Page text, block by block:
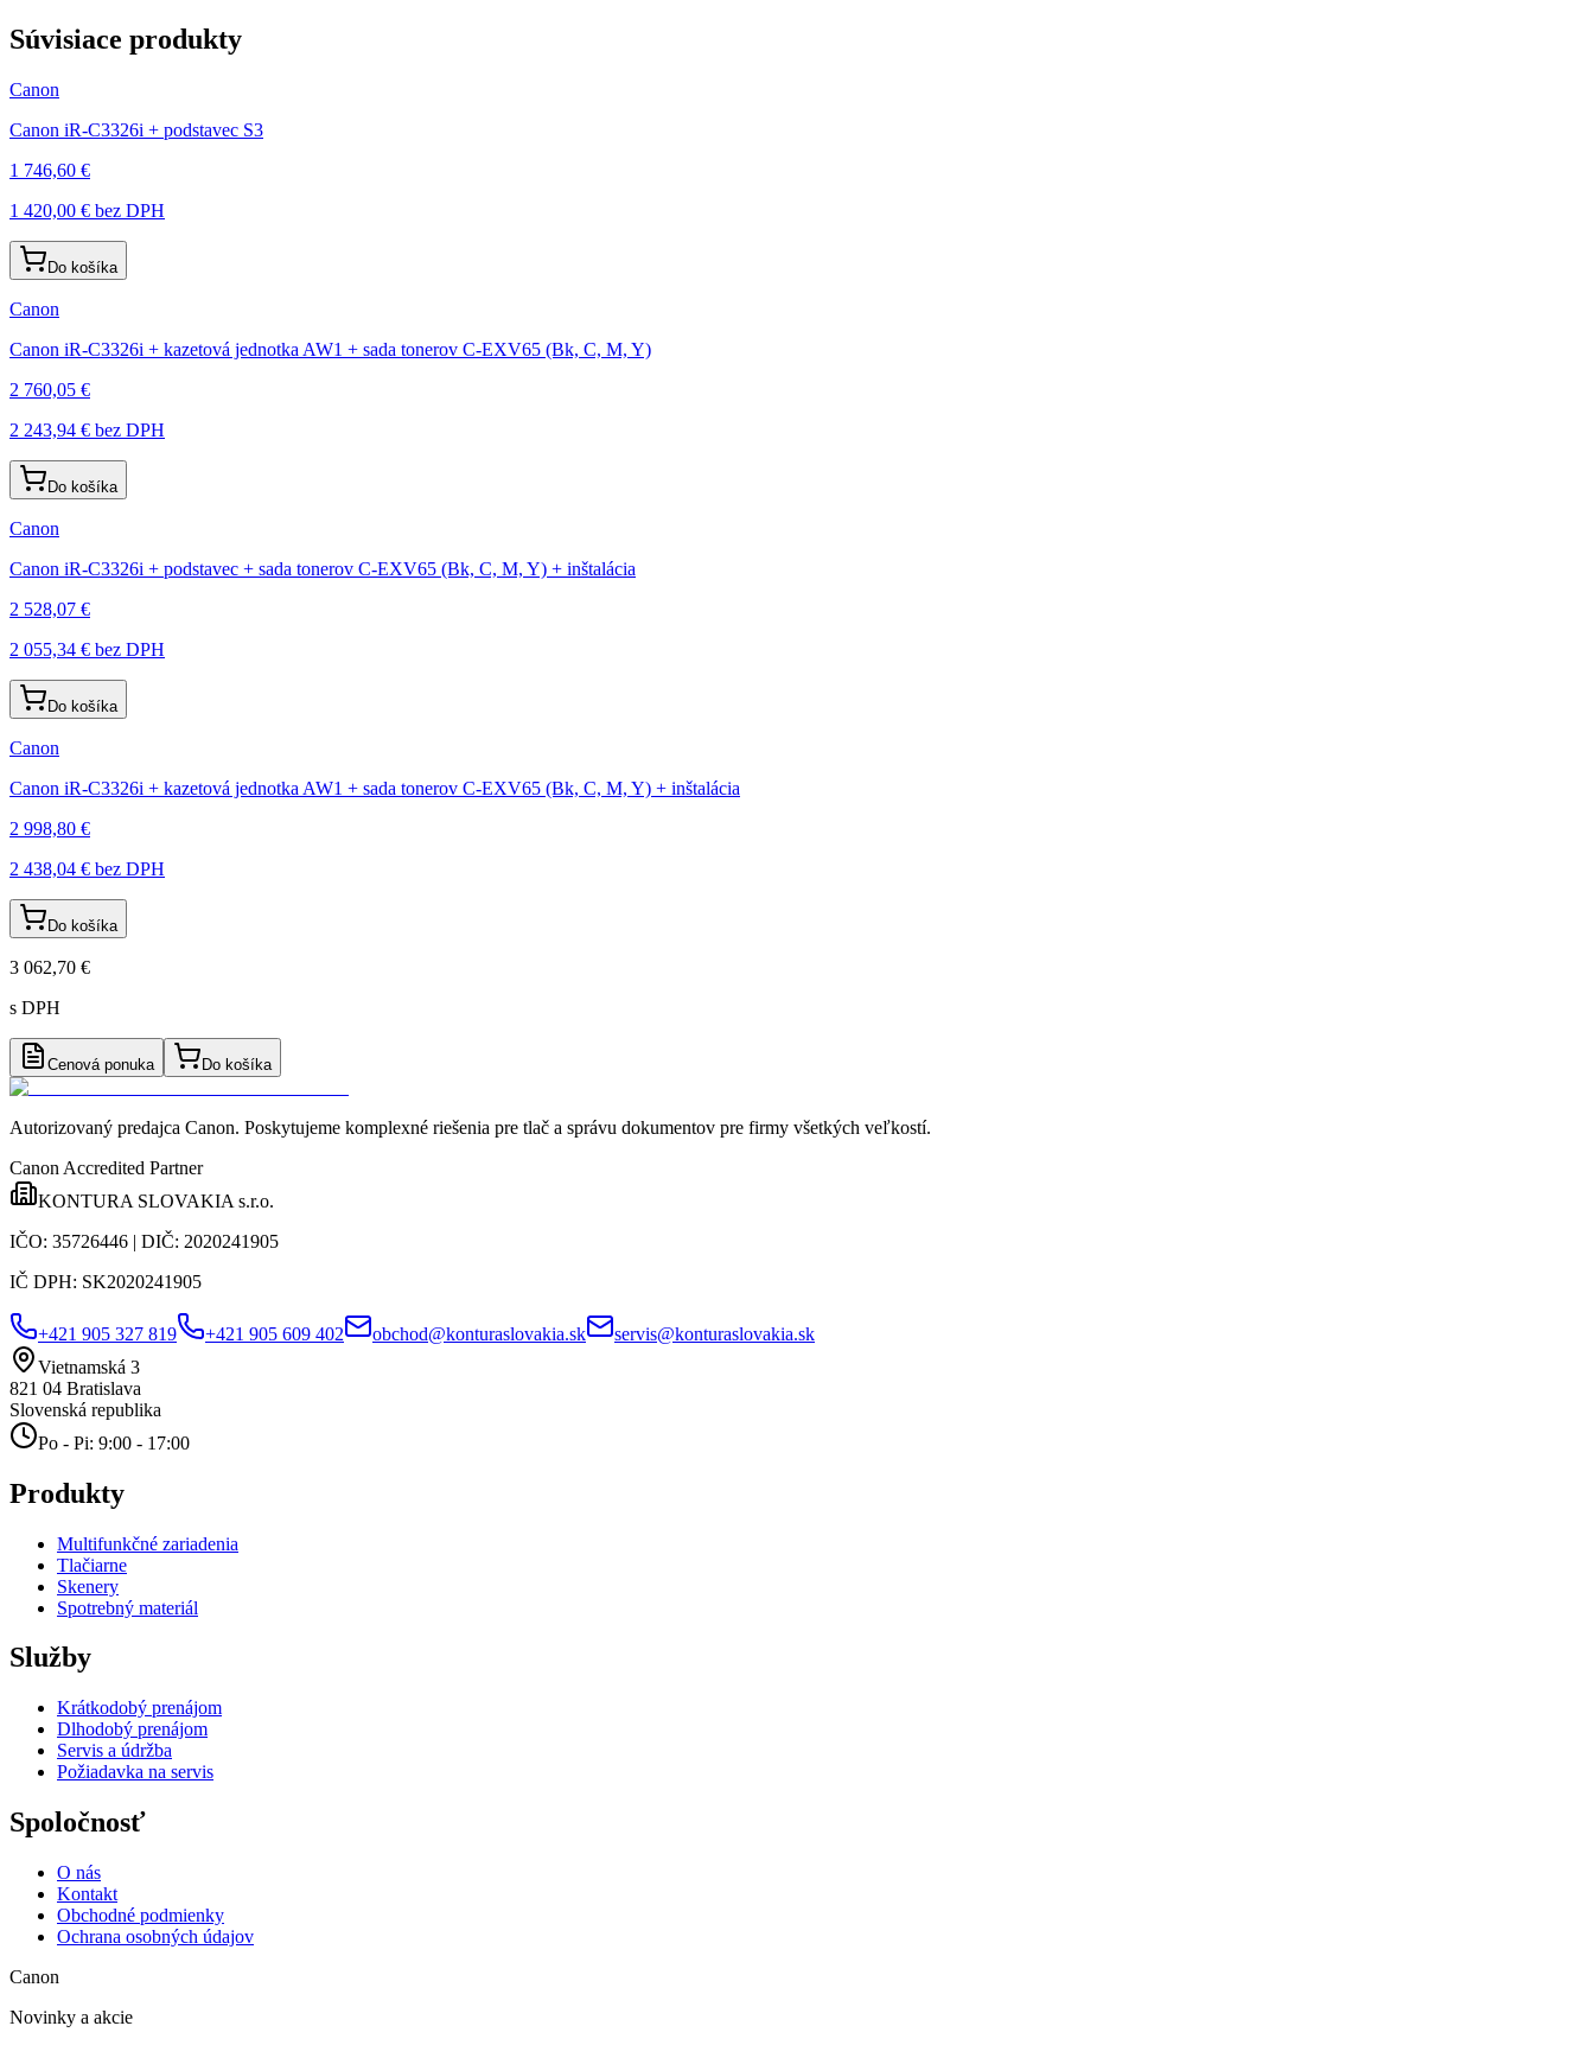
Súvisiace produkty
Canon
Canon iR-C3326i + podstavec S3
1 746,60 €
1 420,00 € bez DPH
Do košíka
Canon
Canon iR-C3326i + kazetová jednotka AW1 + sada tonerov C-EXV65 (Bk, C, M, Y)
2 760,05 €
2 243,94 € bez DPH
Do košíka
Canon
Canon iR-C3326i + podstavec + sada tonerov C-EXV65 (Bk, C, M, Y) + inštalácia
2 528,07 €
2 055,34 € bez DPH
Do košíka
Canon
Canon iR-C3326i + kazetová jednotka AW1 + sada tonerov C-EXV65 (Bk, C, M, Y) + inštalácia
2 998,80 €
2 438,04 € bez DPH
Do košíka
3 062,70 €
s DPH
Cenová ponuka Do košíka
Autorizovaný predajca Canon. Poskytujeme komplexné riešenia pre tlač a správu dokumentov pre firmy všetkých veľkostí.
Canon Accredited Partner
KONTURA SLOVAKIA s.r.o.
IČO: 35726446 | DIČ: 2020241905
IČ DPH: SK2020241905
+421 905 327 819 +421 905 609 402 obchod@konturaslovakia.sk
servis@konturaslovakia.sk
Vietnamská 3
821 04 Bratislava
Slovenská republika
Po - Pi: 9:00 - 17:00
Produkty
Multifunkčné zariadenia
Tlačiarne
Skenery
Spotrebný materiál
Služby
Krátkodobý prenájom
Dlhodobý prenájom
Servis a údržba
Požiadavka na servis
Spoločnosť
O nás
Kontakt
Obchodné podmienky
Ochrana osobných údajov
Canon
Novinky a akcie